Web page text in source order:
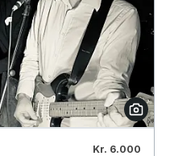
Kr. 6.000